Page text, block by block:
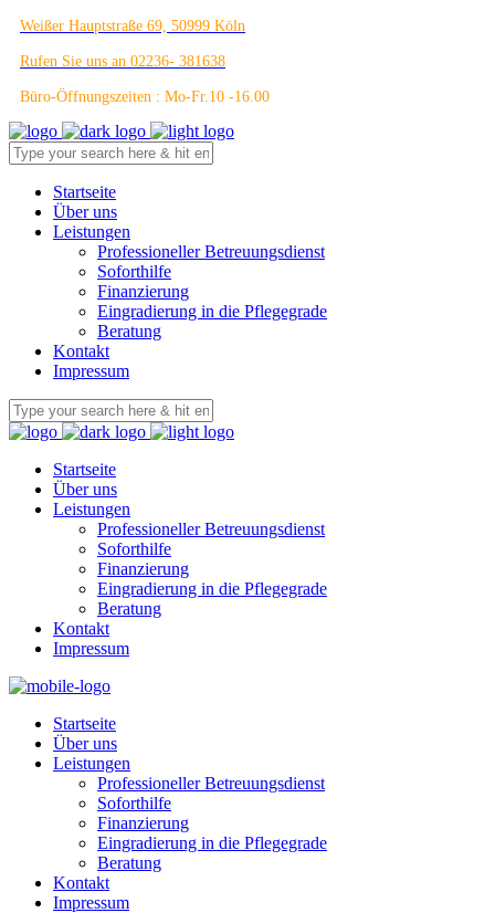
Weißer Hauptstraße 69, 50999 Köln
Rufen Sie uns an 02236- 381638
Büro-Öffnungszeiten : Mo-Fr.10 -16.00
Startseite
Über uns
Leistungen
Professioneller Betreuungsdienst
Soforthilfe
Finanzierung
Eingradierung in die Pflegegrade
Beratung
Kontakt
Impressum
Startseite
Über uns
Leistungen
Professioneller Betreuungsdienst
Soforthilfe
Finanzierung
Eingradierung in die Pflegegrade
Beratung
Kontakt
Impressum
Startseite
Über uns
Leistungen
Professioneller Betreuungsdienst
Soforthilfe
Finanzierung
Eingradierung in die Pflegegrade
Beratung
Kontakt
Impressum